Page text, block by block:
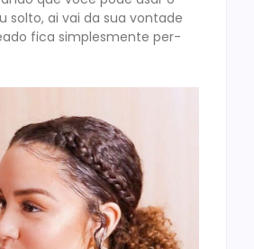
solto, ai vai da sua vontade
fica simplesmente per-